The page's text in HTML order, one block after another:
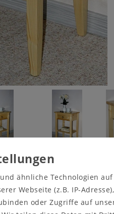
nicht anders angegeben - nicht zum
DECOR von CASA.
von CASA.
ähnliche Technologien
Webseite (z.B. IP-
oder Zugriffe auf